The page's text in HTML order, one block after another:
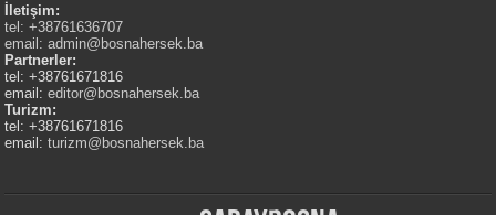
İletişim:
tel: +38761636707
email:admin@bosnahersek.ba
Partnerler:
tel: +38761671816
email:editor@bosnahersek.ba
Turizm:
tel: +38761671816
email:turizm@bosnahersek.ba